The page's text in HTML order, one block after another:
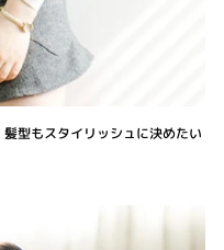
型もスタイリッシュに決めたい